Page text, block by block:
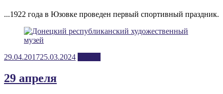
...1922 года в Юзовке проведен первый спортивный праздник.
Posted
29.04.201725.03.2024
29 апреля